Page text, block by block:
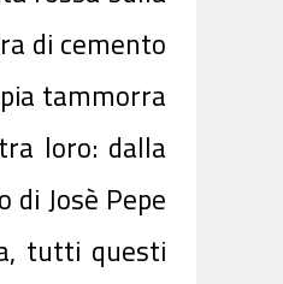
di cemento
tammorra
loro: dalla
Josè Pepe
tutti questi